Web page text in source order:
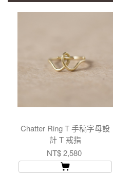
Chatter Ring T 手稿字母設
計 T 戒指
NT$ 2,580